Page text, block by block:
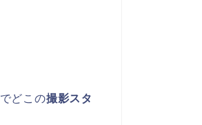
でどこの撮影スタ